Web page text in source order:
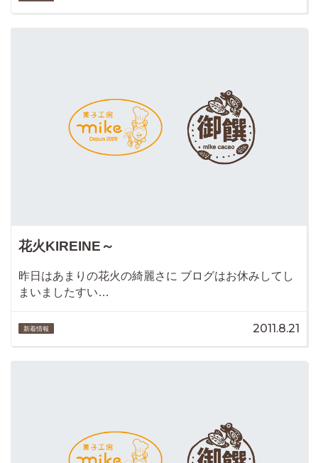
花火KIREINE～
昨日はあまりの花火の綺麗さに ブログはお休みしてし
まいましたすい…
新着情報 2011.8.21